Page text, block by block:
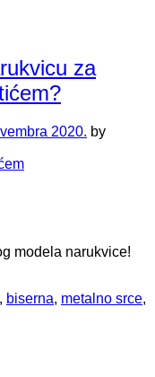
za
2020. by
modela narukvice!
, biserna, metalno srce,